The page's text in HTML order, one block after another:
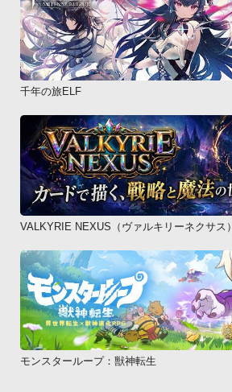
千年の旅ELF
VALKYRIE NEXUS（ヴァルキリーネクサス）
モンスターループ：獣神転生